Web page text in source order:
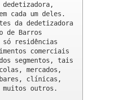
dedetizadora,
cada um deles.
da dedetizadora
de Barros
só residências
comerciais
segmentos, tais
mercados,
clínicas,
outros.